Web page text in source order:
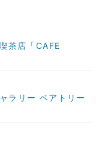
茶店「CAFE
ラリー ベアトリー